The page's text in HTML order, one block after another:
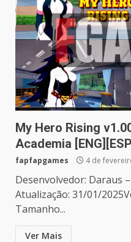
My Hero Rising
Academia
fapfapgames 4 de
Desenvolvedor: Daraus
Atualização: 31/01/
Tamanho...
Ver Mais